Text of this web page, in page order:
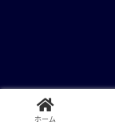
ホーム